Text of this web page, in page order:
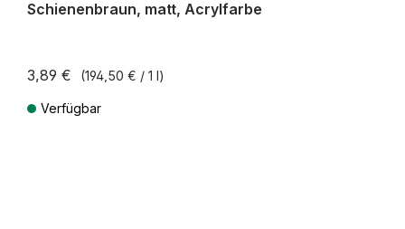
Schienenbraun, matt, Acrylfarbe
3,89 € (194,50 € / 1 l)
Verfügbar